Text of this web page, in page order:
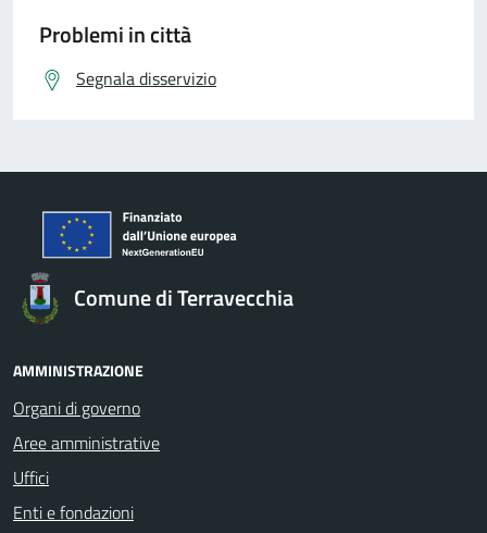
Problemi in città
Segnala disservizio
Comune di Terravecchia
AMMINISTRAZIONE
Organi di governo
Aree amministrative
Uffici
Enti e fondazioni